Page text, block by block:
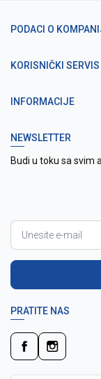
PODACI O
KORISNIČKI SERVIS
INFORMACIJE
NEWSLETTER
Budi u toku sa svim
PRATITE NAS